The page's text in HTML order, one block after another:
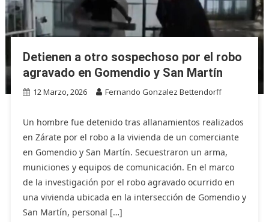
Detienen a otro sospechoso por el robo
agravado en Gomendio y San Martín
12 Marzo, 2026 Fernando Gonzalez Bettendorff
Un hombre fue detenido tras allanamientos realizados
en Zárate por el robo a la vivienda de un comerciante
en Gomendio y San Martín. Secuestraron un arma,
municiones y equipos de comunicación. En el marco
de la investigación por el robo agravado ocurrido en
una vivienda ubicada en la intersección de Gomendio y
San Martín, personal […]